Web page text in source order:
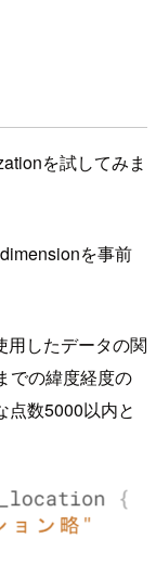
を試してみま
を事前
用したデータの関
での緯度経度の
点数5000以内と